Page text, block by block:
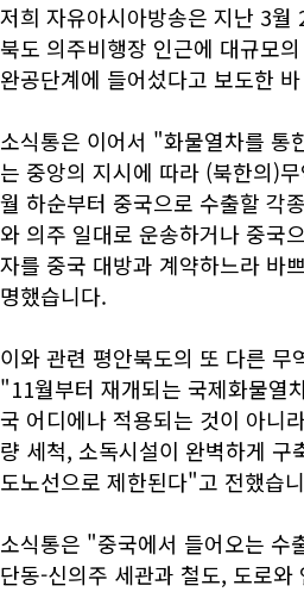
저희 자유아시아방송은 지난 3월
북도 의주비행장 인근에 대규모
완공단계에 들어섰다고 보도한
소식통은 이어서 "화물열차를 통
는 중앙의 지시에 따라 (북한의)
월 하순부터 중국으로 수출할 각
와 의주 일대로 운송하거나 중국
자를 중국 대방과 계약하느라 바
명했습니다.
이와 관련 평안북도의 또 다른 무
"11월부터 재개되는 국제화물열
국 어디에나 적용되는 것이 아니
량 세척, 소독시설이 완벽하게 구
도노선으로 제한된다"고 전했습
소식통은 "중국에서 들어오는 수
단동-신의주 세관과 철도, 도로와